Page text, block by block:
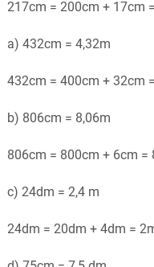
217cm = 200cm + 17cm
a) 432cm = 4,32m
432cm = 400cm + 32cm
b) 806cm = 8,06m
806cm = 800cm + 6cm =
c) 24dm = 2,4 m
24dm = 20dm + 4dm =